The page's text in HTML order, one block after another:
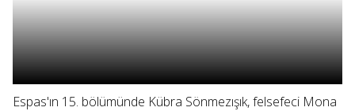
Espas'ın 15. bölümünde Kübra Sönmezışık, felsefeci Mona